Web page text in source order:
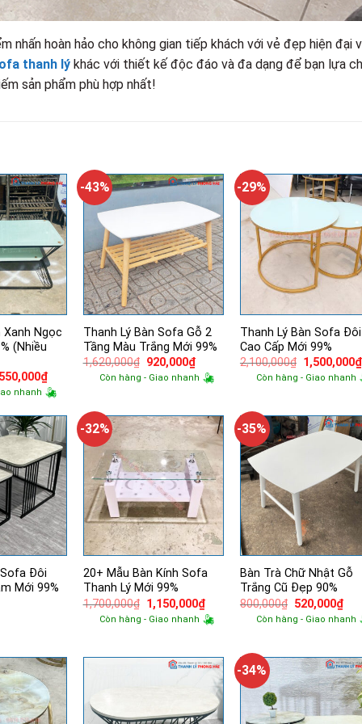
nhấn hoàn hảo cho không gian tiếp khách với vẻ đẹp hiện đại
thanh lý khác với thiết kế độc đáo và đa dạng để bạn lựa
sản phẩm phù hợp nhất!
Xanh Ngọc
(Nhiều
₫Giá
hiện
tại
1,550,000₫.
nhanh
-43%
Thanh Lý Bàn Sofa Gỗ 2
Tầng Màu Trắng Mới 99%
1,620,000₫ Giá
gốc
là:
920,000₫Giá
hiện
tại
Còn hàng - Giao nhanh
-29%
Thanh Lý Bàn Sofa Đôi
Cao Cấp Mới 99%
2,100,000₫ Giá
gốc
là:
1,500,000₫
Còn hàng - Giao nhanh
Đôi
Mới 99%
-32%
20+ Mẫu Bàn Kính Sofa
Thanh Lý Mới 99%
1,700,000₫ Giá
gốc
là:
1,150,000₫Giá
hiện
tại
Còn hàng - Giao nhanh
-35%
Bàn Trà Chữ Nhật Gỗ
Trắng Cũ Đẹp 90%
800,000₫ Giá
gốc
là:
520,000₫Giá
tại
Còn hàng - Giao nhanh
-34%